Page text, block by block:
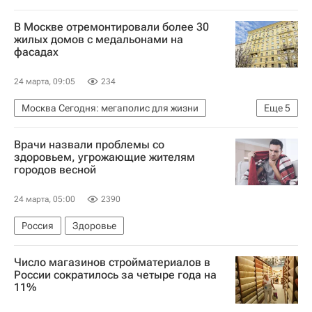
Москва Сегодня: мегаполис для жизни
Комплекс городского хозяйства Москвы
Городское хозяйство Москвы
Город: детали – РИА Недвижимость
В Москве отремонтировали более 30
жилых домов с медальонами на
фасадах
24 марта, 09:05 234
Еще5
Москва Сегодня: мегаполис для жизни
Москва
Капремонт в Москве
Капремонт
Комплекс городского хозяйства Москвы
Городское хозяйство Москвы
Врачи назвали проблемы со
здоровьем, угрожающие жителям
городов весной
24 марта, 05:00 2390
Россия Здоровье
Число магазинов стройматериалов в
России сократилось за четыре года на
11%